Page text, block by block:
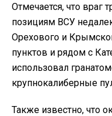
Отмечается, что враг
позициям ВСУ
Орехового и
пунктов и рядом с
использовал
крупнокалиберные
Также известно, что